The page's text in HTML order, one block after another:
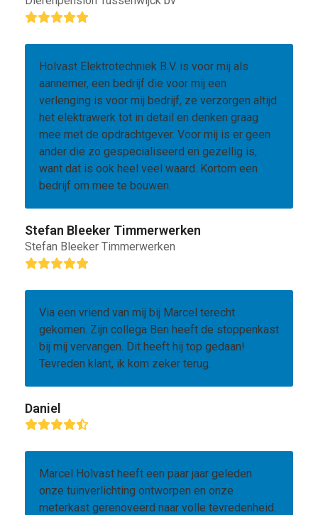
Rating:
Holvast Elektrotechniek B.V. is voor mij als
aannemer, een bedrijf die voor mij een
verlenging is voor mij bedrijf, ze verzorgen altijd
het elektrawerk tot in detail en denken graag
mee met de opdrachtgever. Voor mij is er geen
ander die zo gespecialiseerd en gezellig is,
want dat is ook heel veel waard. Kortom een
bedrijf om mee te bouwen.
Stefan Bleeker Timmerwerken
Stefan Bleeker Timmerwerken
Rating:
Via een vriend van mij bij Marcel terecht
gekomen. Zijn collega Ben heeft de stoppenkast
bij mij vervangen. Dit heeft hij top gedaan!
Tevreden klant, ik kom zeker terug.
Daniel
Rating:
Marcel Holvast heeft een paar jaar geleden
onze tuinverlichting ontworpen en onze
meterkast gerenoveerd naar volle tevredenheid.